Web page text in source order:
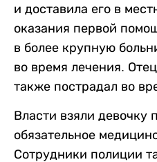
и доставила его в
оказания первой
в более крупную
во время лечения.
также пострадал во
Власти взяли девочку
обязательное
Сотрудники полиции